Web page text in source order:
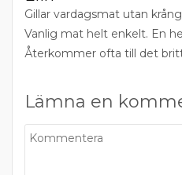
Gillar vardagsmat utan
Vanlig mat helt enkelt. En
Återkommer ofta till det
Lämna en